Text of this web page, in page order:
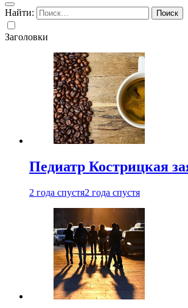
Найти:
Заголовки
Педиатр Кострицкая
2 года спустя2 года спустя